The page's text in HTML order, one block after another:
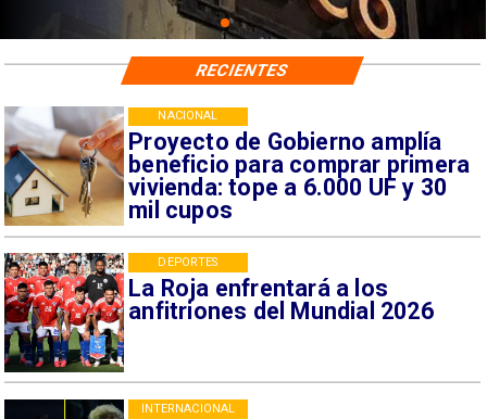
Proyecto de Gobierno amplía
beneficio para comprar primera
vivienda: tope a 6.000 UF y 30
mil cupos
NACIONAL
La Roja enfrentará a los
anfitriones del Mundial 2026
DEPORTES
INTERNACIONAL
RECIENTES